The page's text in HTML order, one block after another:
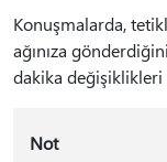
Konuşmalarda,
ağınıza
dakika
Not